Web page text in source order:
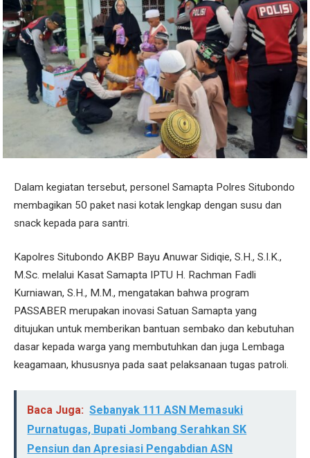
Dalam kegiatan tersebut, personel Samapta Polres Situbondo
membagikan 50 paket nasi kotak lengkap dengan susu dan
snack kepada para santri.
Kapolres Situbondo AKBP Bayu Anuwar Sidiqie, S.H., S.I.K.,
M.Sc. melalui Kasat Samapta IPTU H. Rachman Fadli
Kurniawan, S.H., M.M., mengatakan bahwa program
PASSABER merupakan inovasi Satuan Samapta yang
ditujukan untuk memberikan bantuan sembako dan kebutuhan
dasar kepada warga yang membutuhkan dan juga Lembaga
keagamaan, khususnya pada saat pelaksanaan tugas patroli.
Baca Juga: Sebanyak 111 ASN Memasuki
Purnatugas, Bupati Jombang Serahkan SK
Pensiun dan Apresiasi Pengabdian ASN